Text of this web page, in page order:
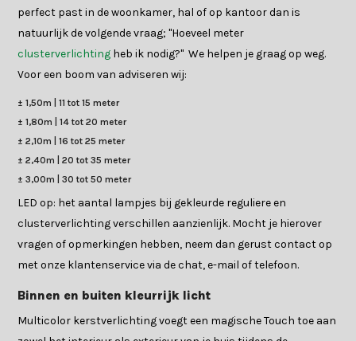
perfect past in de woonkamer, hal of op kantoor dan is
natuurlijk de volgende vraag; "Hoeveel meter
clusterverlichting heb ik nodig?" We helpen je graag op weg.
Voor een boom van adviseren wij:
± 1,50m | 11 tot 15 meter
±1,80m | 14 tot 20 meter
±2,10m | 16 tot 25 meter
±2,40m | 20 tot 35 meter
±3,00m | 30 tot 50 meter
LED op: het aantal lampjes bij gekleurde reguliere en
clusterverlichting verschillen aanzienlijk. Mocht je hierover
vragen of opmerkingen hebben, neem dan gerust contact op
met onze klantenservice via de chat, e-mail of telefoon.
Binnen en buiten kleurrijk licht
Multicolor kerstverlichting voegt een magische Touch toe aan